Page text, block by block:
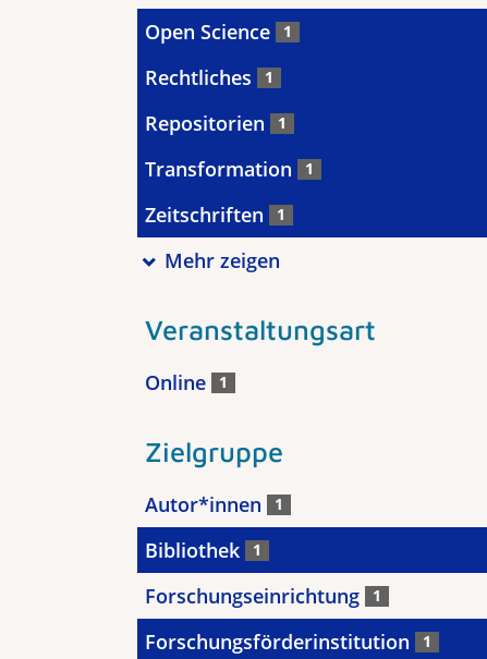
Open Science 1
Rechtliches 1
Repositorien 1
Transformation 1
Zeitschriften 1
Mehr zeigen
Veranstaltungsart
Online 1
Zielgruppe
Autor*innen 1
Bibliothek 1
Forschungseinrichtung 1
Forschungsförderinstitution 1